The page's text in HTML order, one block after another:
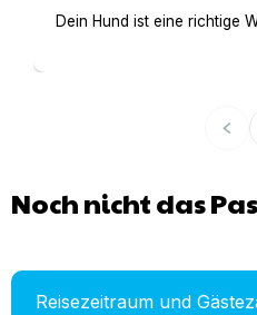
Dein Hund ist eine richtige
Noch nicht das
Reisezeitraum und